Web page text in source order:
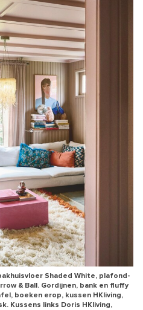
Shaded White, plafond-
& Ball. Gordijnen, bank en fluffy
boeken erop, kussen HKliving,
Kussens links Doris HKliving,